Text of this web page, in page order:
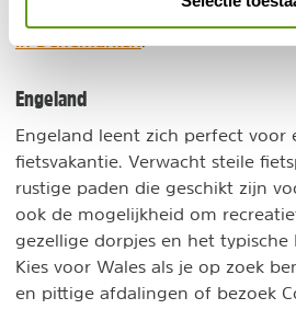
in Denemarken
Engeland
Engeland leent zich perfect voor
fietsvakantie. Verwacht steile
rustige paden die geschikt zijn
ook de mogelijkheid om
gezellige dorpjes en het typische
Kies voor Wales als je op zoek
en pittige afdalingen of bezoek